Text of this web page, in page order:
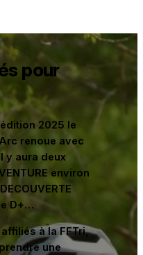
pour
2025 le
renoue avec
y aura deux
environ
D+…
à la FFTri,
une